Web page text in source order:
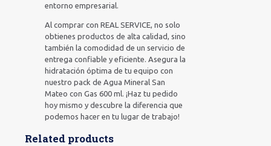
entorno empresarial.
Al comprar con REAL SERVICE, no solo
obtienes productos de alta calidad, sino
también la comodidad de un servicio de
entrega confiable y eficiente. Asegura la
hidratación óptima de tu equipo con
nuestro pack de Agua Mineral San
Mateo con Gas 600 ml. ¡Haz tu pedido
hoy mismo y descubre la diferencia que
podemos hacer en tu lugar de trabajo!
Related products